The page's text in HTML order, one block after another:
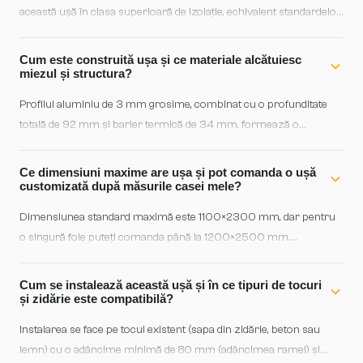
această ușă în clasa superioară de izolație, echivalent standardelor
termică articulată de 34 mm asigură retenție maximă a căldurii în
sezonul rece și protecție solară în vară, reducând consumul de
Cum este construită ușa și ce materiale alcătuiesc
miezul și structura?
Profilul aluminiu de 3 mm grosime, combinat cu o profunditate
totală de 92 mm și barier termică de 34 mm, formează o
mm, iar frunza 92 mm, asigurând încadrare solidă pe ziduri cu
grosimi diferite. Garniturile EPDM triple garantează etanșeitate pe
Ce dimensiuni maxime are ușa și pot comanda o ușă
customizată după măsurile casei mele?
Dimensiunea standard maximă este 1100×2300 mm, dar pentru
o singură foie puteți comanda până la 1200×2500 mm.
perfectă la deschiderea existentă, indiferent dacă aveți tocuri
moderne sau restaurări cu dimensiuni istorice. Echipa noastră
Cum se instalează această ușă și în ce tipuri de tocuri
și zidărie este compatibilă?
Instalarea se face pe tocul existent (sapa din zidărie, beton sau
lemn) cu o adâncime minimă de 80 mm (adâncimea ramei) și